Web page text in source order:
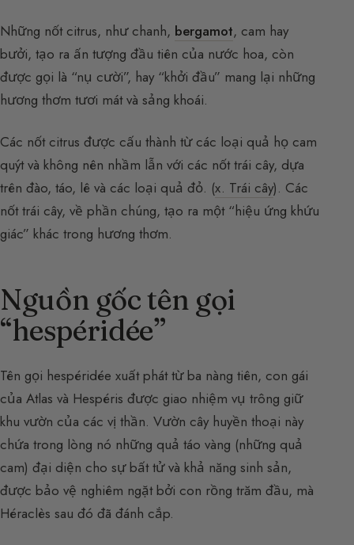
Những nốt citrus, như chanh, bergamot, cam hay
bưởi, tạo ra ấn tượng đầu tiên của nước hoa, còn
được gọi là “nụ cười”, hay “khởi đầu” mang lại những
hương thơm tươi mát và sảng khoái.
Các nốt citrus được cấu thành từ các loại quả họ cam
quýt và không nên nhầm lẫn với các nốt trái cây, dựa
trên đào, táo, lê và các loại quả đỏ. (x. Trái cây). Các
nốt trái cây, về phần chúng, tạo ra một “hiệu ứng khứu
giác” khác trong hương thơm.
Nguồn gốc tên gọi
“hespéridée”
Tên gọi hespéridée xuất phát từ ba nàng tiên, con gái
của Atlas và Hespéris được giao nhiệm vụ trông giữ
khu vườn của các vị thần. Vườn cây huyền thoại này
chứa trong lòng nó những quả táo vàng (những quả
cam) đại diện cho sự bất tử và khả năng sinh sản,
được bảo vệ nghiêm ngặt bởi con rồng trăm đầu, mà
Héraclès sau đó đã đánh cắp.